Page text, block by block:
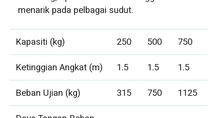
menarik pada pelbagai sudut.
Kapasiti (kg) 250 500 750
Ketinggian Angkat (m)
1.5 1.5 1.5
Beban Ujian (kg)
315 750 1125